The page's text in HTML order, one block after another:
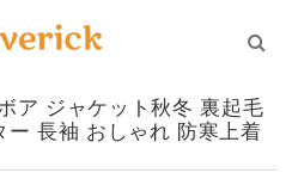
ア ジャケット秋冬 裏起毛
ー 長袖 おしゃれ 防寒上着